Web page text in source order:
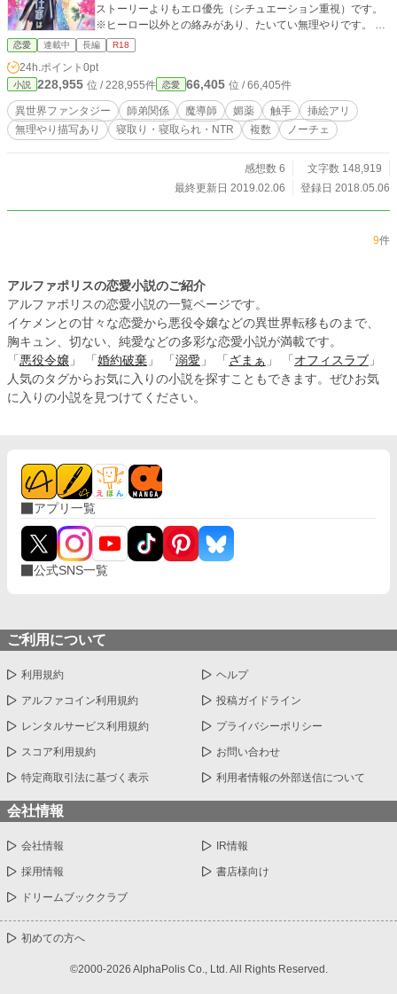
ストーリーよりもエロ優先（シチュエーション重視）です。
※ヒーロー以外との絡みがあり、たいてい無理やりです。 ※
（★）は挿絵つき ムーンライトノベルズ、pixivでも連載中で
す。 素敵な表紙画像はロジさま（ http://www.alphapolis.co.j
p/author/detail/248213085/ ）に描いていただきました！感謝
♪
恋愛 連載中 長編 R18
24h.ポイント 0pt
小説 228,955 位 / 228,955件 恋愛 66,405 位 / 66,405件
異世界ファンタジー 師弟関係 魔導師 媚薬 触手
挿絵アリ
無理やり描写あり
寝取り・寝取られ・NTR 複数 ノーチェ
感想数 6
文字数 148,919
最終更新日 2019.02.06
登録日 2018.05.06
9件
アルファポリスの恋愛小説のご紹介
アルファポリスの恋愛小説の一覧ページです。
イケメンとの甘々な恋愛から悪役令嬢などの異世界転移ものまで、
胸キュン、切ない、純愛などの多彩な恋愛小説が満載です。
「 悪役令嬢 」 「 婚約破棄 」 「 溺愛 」 「 ざまぁ 」 「 オフィスラブ 」
人気のタグからお気に入りの小説を探すこともできます。ぜひお気
に入りの小説を見つけてください。
アプリ一覧
公式SNS一覧
ご利用について
利用規約 ヘルプ
アルファコイン利用規約 投稿ガイドライン
レンタルサービス利用規約 プライバシーポリシー
スコア利用規約 お問い合わせ
特定商取引法に基づく表示 利用者情報の外部送信について
会社情報
会社情報 IR情報
採用情報 書店様向け
ドリームブッククラブ
初めての方へ
©2000-2026 AlphaPolis Co., Ltd. All Rights Reserved.